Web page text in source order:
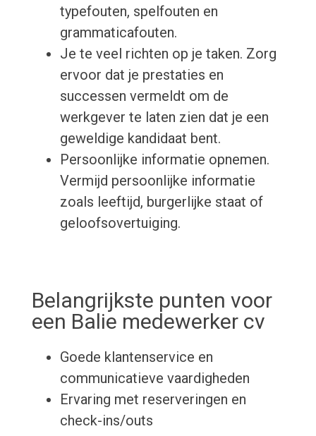
typefouten, spelfouten en
grammaticafouten.
Je te veel richten op je taken. Zorg
ervoor dat je prestaties en
successen vermeldt om de
werkgever te laten zien dat je een
geweldige kandidaat bent.
Persoonlijke informatie opnemen.
Vermijd persoonlijke informatie
zoals leeftijd, burgerlijke staat of
geloofsovertuiging.
Belangrijkste punten voor
een Balie medewerker cv
Goede klantenservice en
communicatieve vaardigheden
Ervaring met reserveringen en
check-ins/outs